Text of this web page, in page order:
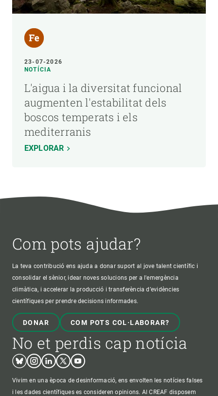
23-07-2026
NOTÍCIA
L'aigua i la diversitat funcional
augmenten l'estabilitat dels
boscos temperats i els
mediterranis
EXPLORAR
Com pots ajudar?
La teva contribució ens ajuda a donar suport al jove talent científic i
consolidar el sènior, idear noves solucions per a l'emergència
climàtica, i accelerar la producció i transferència d’evidències
científiques per prendre decisions informades.
DONAR COM POTS COL·LABORAR?
No et perdis cap notícia
BlueskyInstagram
LinkedinTwitterYoutube
Vivim en una època de desinformació, ens envolten les notícies falses
i les dades científiques es consideren opinions. Al CREAF disposem